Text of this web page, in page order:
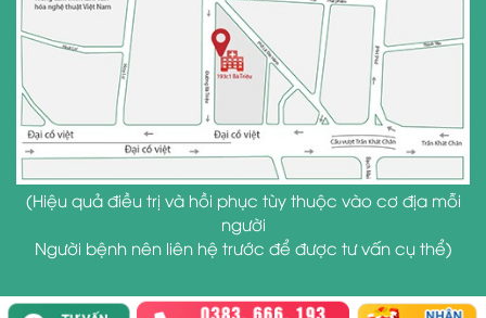
(Hiệu quả điều trị và hồi phục tùy thuộc vào cơ địa mỗi
người
Người bệnh nên liên hệ trước để được tư vấn cụ thể)